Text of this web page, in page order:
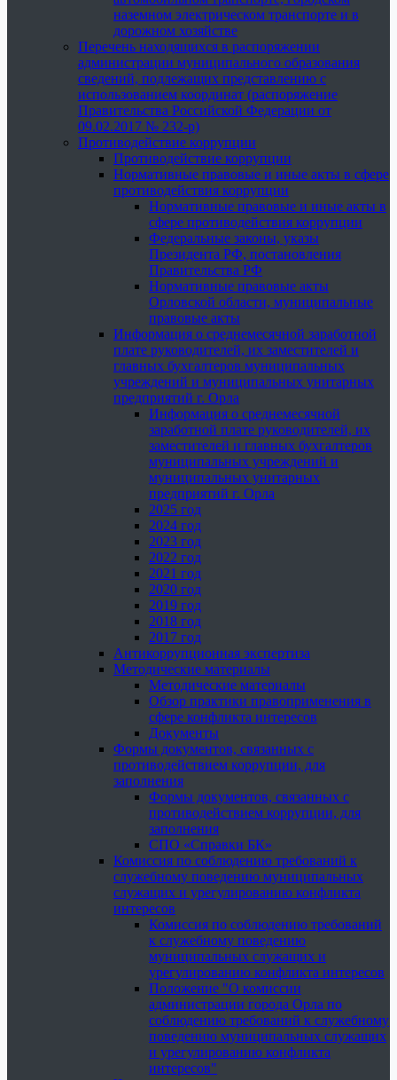
наземном электрическом транспорте и в
дорожном хозяйстве
Перечень находящихся в распоряжении
администрации муниципального образования
сведений, подлежащих представлению с
использованием координат (распоряжение
Правительства Российской Федерации от
09.02.2017 № 232-р)
Противодействие коррупции
Противодействие коррупции
Нормативные правовые и иные акты в сфере
противодействия коррупции
Нормативные правовые и иные акты в
сфере противодействия коррупции
Федеральные законы, указы
Президента РФ, постановления
Правительства РФ
Нормативные правовые акты
Орловской области, муниципальные
правовые акты
Информация о среднемесячной заработной
плате руководителей, их заместителей и
главных бухгалтеров муниципальных
учреждений и муниципальных унитарных
предприятий г. Орла
Информация о среднемесячной
заработной плате руководителей, их
заместителей и главных бухгалтеров
муниципальных учреждений и
муниципальных унитарных
предприятий г. Орла
2025 год
2024 год
2023 год
2022 год
2021 год
2020 год
2019 год
2018 год
2017 год
Антикоррупционная экспертиза
Методические материалы
Методические материалы
Обзор практики правоприменения в
сфере конфликта интересов
Документы
Формы документов, связанных с
противодействием коррупции, для
заполнения
Формы документов, связанных с
противодействием коррупции, для
заполнения
СПО «Справки БК»
Комиссия по соблюдению требований к
служебному поведению муниципальных
служащих и урегулированию конфликта
интересов
Комиссия по соблюдению требований
к служебному поведению
муниципальных служащих и
урегулированию конфликта интересов
Положение "О комиссии
администрации города Орла по
соблюдению требований к служебному
поведению муниципальных служащих
и урегулированию конфликта
интересов"